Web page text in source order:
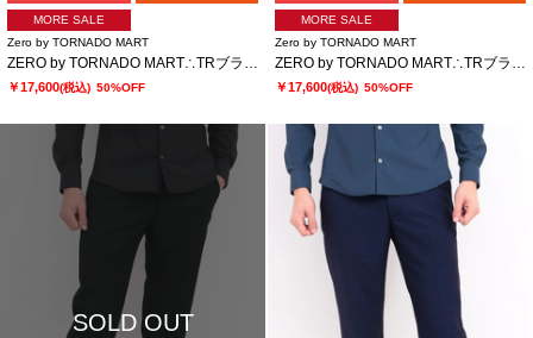
MORE SALE
Zero by TORNADO MART
￥17,600(税込) 50%OFF
MORE SALE
Zero by TORNADO MART
￥17,600(税込) 50%OFF
SOLD OUT